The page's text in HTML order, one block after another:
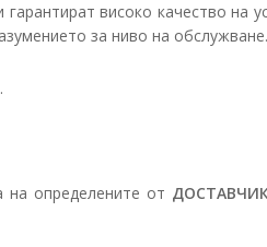
високо качество на
за ниво на обслужване.
на определените от